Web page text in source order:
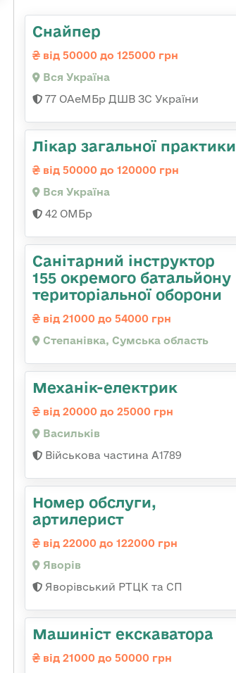
Снайпер
від 50000 до 125000 грн
Вся Україна
77 ОАеМБр ДШВ ЗС України
Лікар загальної практики
від 50000 до 120000 грн
Вся Україна
42 ОМБр
Санітарний інструктор
155 окремого батальйону
територіальної оборони
від 21000 до 54000 грн
Степанівка, Сумська область
Механік-електрик
від 20000 до 25000 грн
Васильків
Військова частина А1789
Номер обслуги,
артилерист
від 22000 до 122000 грн
Яворів
Яворівський РТЦК та СП
Машиніст екскаватора
від 21000 до 50000 грн